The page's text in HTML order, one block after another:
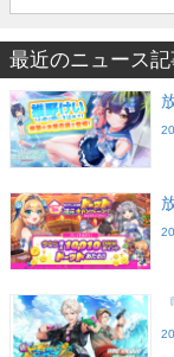
最近のニュース